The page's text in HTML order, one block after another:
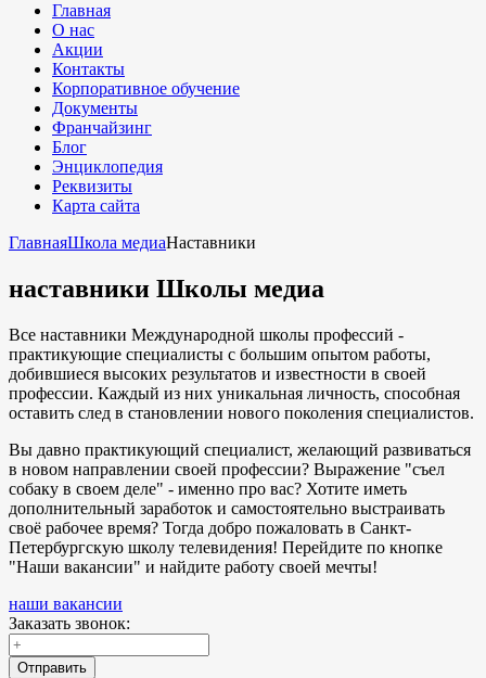
Главная
О нас
Акции
Контакты
Корпоративное обучение
Документы
Франчайзинг
Блог
Энциклопедия
Реквизиты
Карта сайта
ГлавнаяШкола медиаНаставники
наставники Школы медиа
Все наставники Международной школы профессий -
практикующие специалисты с большим опытом работы,
добившиеся высоких результатов и известности в своей
профессии. Каждый из них уникальная личность, способная
оставить след в становлении нового поколения специалистов.
Вы давно практикующий специалист, желающий развиваться
в новом направлении своей профессии? Выражение "съел
собаку в своем деле" - именно про вас? Хотите иметь
дополнительный заработок и самостоятельно выстраивать
своё рабочее время? Тогда добро пожаловать в Санкт-
Петербургскую школу телевидения! Перейдите по кнопке
"Наши вакансии" и найдите работу своей мечты!
наши вакансии
Заказать звонок:
Отправить